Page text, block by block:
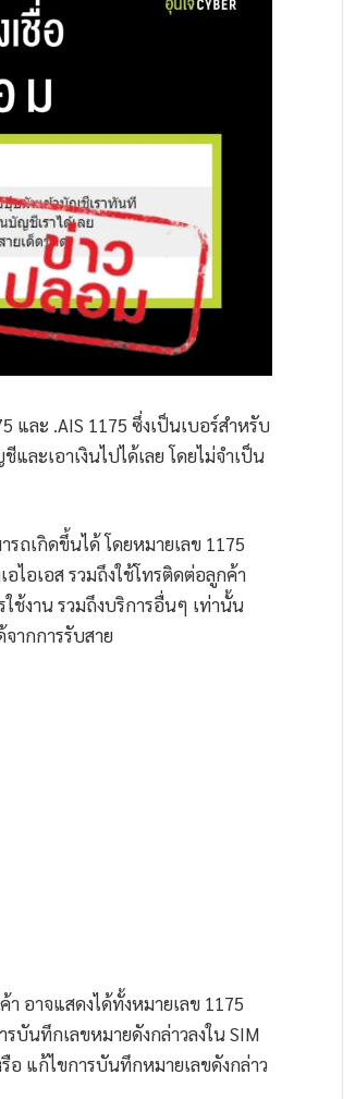
และ .AIS 1175 ซึ่งเป็นเบอร์สำหรับ
ละเอาเงินไปได้เลย โดยไม่จำเป็น
ถเกิดขึ้นได้ โดยหมายเลข 1175
ไอเอส รวมถึงใช้โทรติดต่อลูกค้า
ช้งาน รวมถึงบริการอื่นๆ เท่านั้น
ากการรับสาย
อาจแสดงได้ทั้งหมายเลข 1175
บันทึกเลขหมายดังกล่าวลงใน SIM
แก้ไขการบันทึกหมายเลขดังกล่าว